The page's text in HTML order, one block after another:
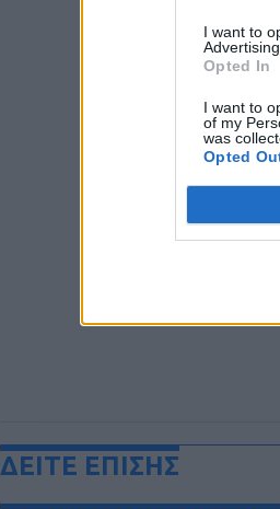
I want to
Advertising.
Opted In
I want to
of my
was
Opted
ΔΕΙΤΕ ΕΠΙΣΗΣ